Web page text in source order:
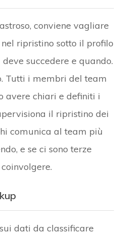
conviene vagliare
ripristino sotto il profilo
deve succedere e quando.
Tutti i membri del team
avere chiari e definiti i
il ripristino dei
comunica al team più
e se ci sono terze
dati da classificare